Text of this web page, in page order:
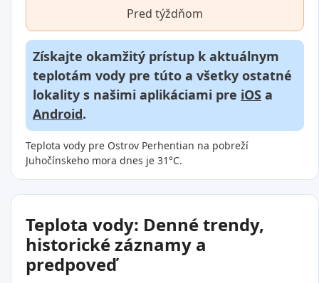
Pred týždňom
Získajte okamžitý prístup k aktuálnym
teplotám vody pre túto a všetky ostatné
lokality s našimi aplikáciami pre iOS a
Android.
Teplota vody pre Ostrov Perhentian na pobreží
Juhočínskeho mora dnes je 31°C.
Teplota vody: Denné trendy,
historické záznamy a
predpoveď